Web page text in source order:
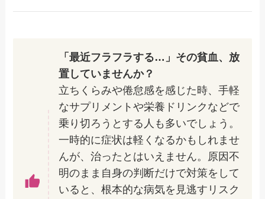
「最近フラフラする…」その貧血、放
置していませんか？
立ちくらみや倦怠感を感じた時、手軽
なサプリメントや栄養ドリンクなどで
乗り切ろうとする人も多いでしょう。
一時的に症状は軽くなるかもしれませ
んが、治ったとはいえません。原因不
明のまま自身の判断だけで対策をして
いると、根本的な病気を見逃すリスク